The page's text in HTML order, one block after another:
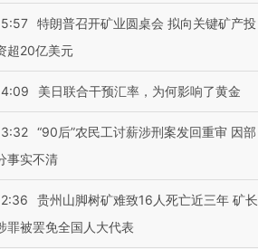
特朗普召开矿业圆桌会 拟向关键矿产投
超20亿美元
美日联合干预汇率，为何影响了黄金
“90后”农民工讨薪涉刑案发回重审 因部
事实不清
贵州山脚树矿难致16人死亡近三年 矿长
罪被罢免全国人大代表